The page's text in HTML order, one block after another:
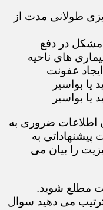
طولانی مدت از
مشکل در دفع
بیماری های ناحیه
عفونت
بواسیر
بواسیر
اطلاعات ضروری به
به
را بیان می
مطلع شوید.
می دهید سوال